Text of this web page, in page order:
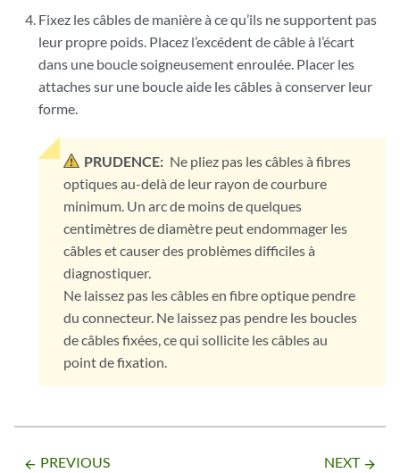
Fixez les câbles de manière à ce qu’ils ne supportent pas
leur propre poids. Placez l’excédent de câble à l’écart
dans une boucle soigneusement enroulée. Placer les
attaches sur une boucle aide les câbles à conserver leur
forme.
PRUDENCE: Ne pliez pas les câbles à fibres
optiques au-delà de leur rayon de courbure
minimum. Un arc de moins de quelques
centimètres de diamètre peut endommager les
câbles et causer des problèmes difficiles à
diagnostiquer.
Ne laissez pas les câbles en fibre optique pendre
du connecteur. Ne laissez pas pendre les boucles
de câbles fixées, ce qui sollicite les câbles au
point de fixation.
arrow_backward PREVIOUS NEXT arrow_forward